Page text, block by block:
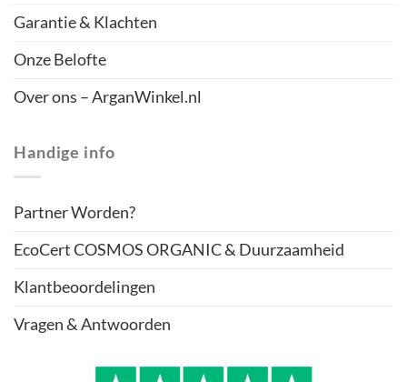
Garantie & Klachten
Onze Belofte
Over ons – ArganWinkel.nl
Handige info
Partner Worden?
EcoCert COSMOS ORGANIC & Duurzaamheid
Klantbeoordelingen
Vragen & Antwoorden